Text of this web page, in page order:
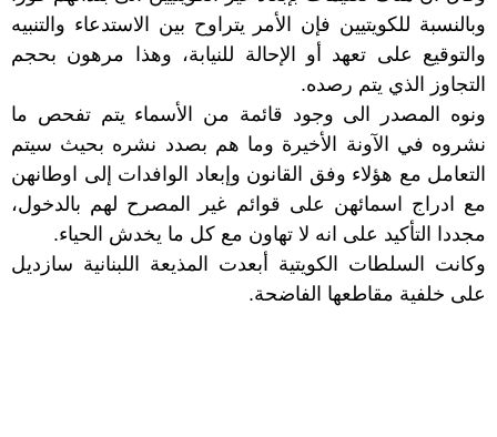
وبالنسبة للكويتيين فإن الأمر يتراوح بين الاستدعاء والتنبيه
والتوقيع على تعهد أو الإحالة للنيابة، وهذا مرهون بحجم
التجاوز الذي يتم رصده.
ونوه المصدر الى وجود قائمة من الأسماء يتم تفحص ما
نشروه في الآونة الأخيرة وما هم بصدد نشره بحيث سيتم
التعامل مع هؤلاء وفق القانون وإبعاد الوافدات إلى اوطانهن
مع ادراج اسمائهن على قوائم غير المصرح لهم بالدخول،
مجددا التأكيد على انه لا تهاون مع كل ما يخدش الحياء.
وكانت السلطات الكويتية أبعدت المذيعة اللبنانية سازديل
على خلفیة مقاطعها الفاضحة.